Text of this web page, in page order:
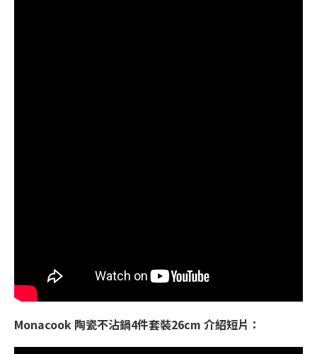
Monacook 陶瓷不沾鍋4件套裝26cm 介紹短片：